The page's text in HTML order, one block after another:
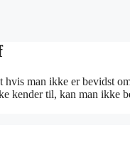
man ikke er bevidst
kender til, kan man ikke